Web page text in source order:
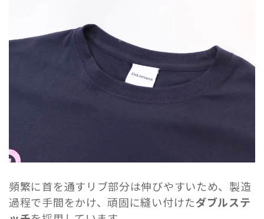
頻繁に首を通すリブ部分は伸びやすいため、製造
過程で手間をかけ、頑固に縫い付けたダブルステ